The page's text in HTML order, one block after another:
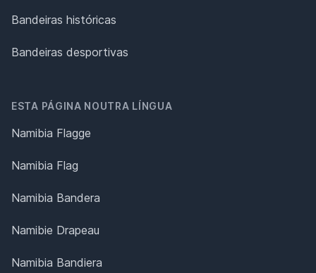
Bandeiras históricas
Bandeiras desportivas
ESTA PÁGINA NOUTRA LÍNGUA
Namibia Flagge
Namibia Flag
Namibia Bandera
Namibie Drapeau
Namibia Bandiera